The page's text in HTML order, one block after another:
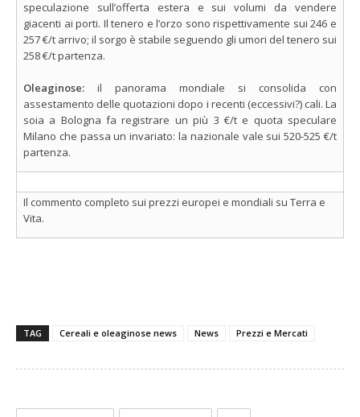
speculazione sull’offerta estera e sui volumi da vendere
giacenti ai porti. Il tenero e l’orzo sono rispettivamente sui 246 e
257 €/t arrivo; il sorgo è stabile seguendo gli umori del tenero sui
258 €/t partenza.
Oleaginose: il panorama mondiale si consolida con
assestamento delle quotazioni dopo i recenti (eccessivi?) cali. La
soia a Bologna fa registrare un più 3 €/t e quota speculare
Milano che passa un invariato: la nazionale vale sui 520-525 €/t
partenza.
Il commento completo sui prezzi europei e mondiali su Terra e
Vita.
TAG Cereali e oleaginose news News Prezzi e Mercati